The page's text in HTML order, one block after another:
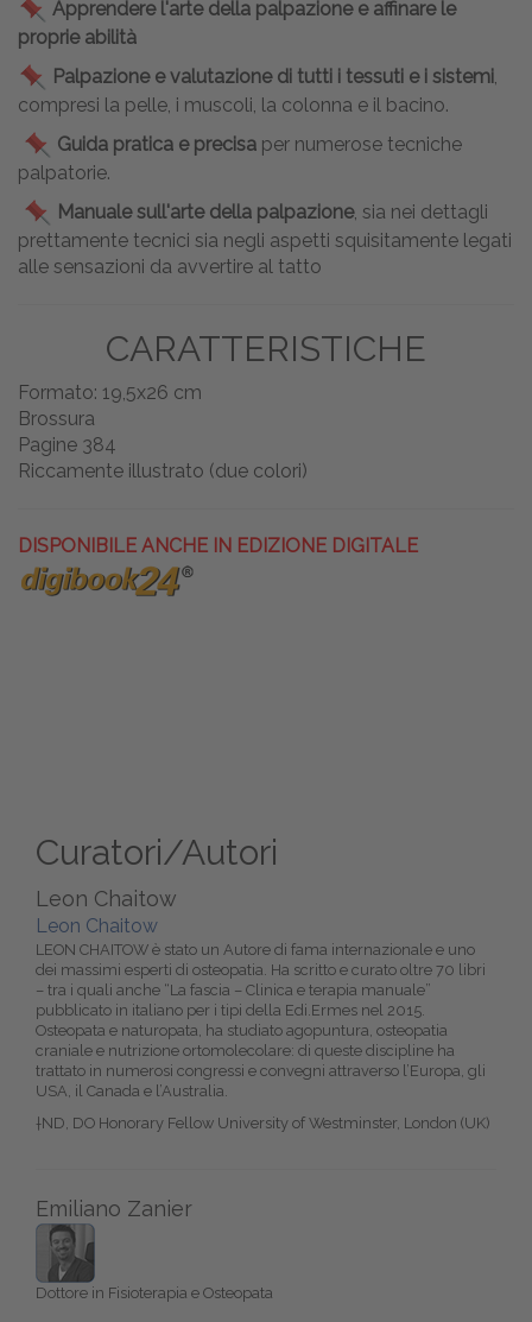
Apprendere l'arte della palpazione e affinare le
proprie abilità
Palpazione e valutazione di tutti i tessuti e i sistemi
compresi la pelle, i muscoli, la colonna e il bacino.
Guida pratica e precisa per numerose tecniche
palpatorie.
Manuale sull'arte della palpazione, sia nei dettagli
prettamente tecnici sia negli aspetti squisitamente legati
alle sensazioni da avvertire al tatto
CARATTERISTICHE
Formato: 19,5x26 cm
Brossura
Pagine 384
Riccamente illustrato (due colori)
DISPONIBILE ANCHE IN EDIZIONE DIGITALE
Curatori/Autori
Leon Chaitow
Leon Chaitow
LEON CHAITOW è stato un Autore di fama internazionale e uno
dei massimi esperti di osteopatia. Ha scritto e curato oltre 70 libri
– tra i quali anche “La fascia – Clinica e terapia manuale”
pubblicato in italiano per i tipi della Edi.Ermes nel 2015.
Osteopata e naturopata, ha studiato agopuntura, osteopatia
craniale e nutrizione ortomolecolare: di queste discipline ha
trattato in numerosi congressi e convegni attraverso l’Europa, gli
USA, il Canada e l’Australia.
†ND, DO Honorary Fellow University of Westminster, London (UK)
Emiliano Zanier
Dottore in Fisioterapia e Osteopata